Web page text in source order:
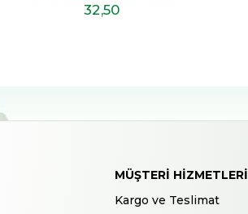
32,50
MÜŞTERI HIZMETLERI
Kargo ve Teslimat